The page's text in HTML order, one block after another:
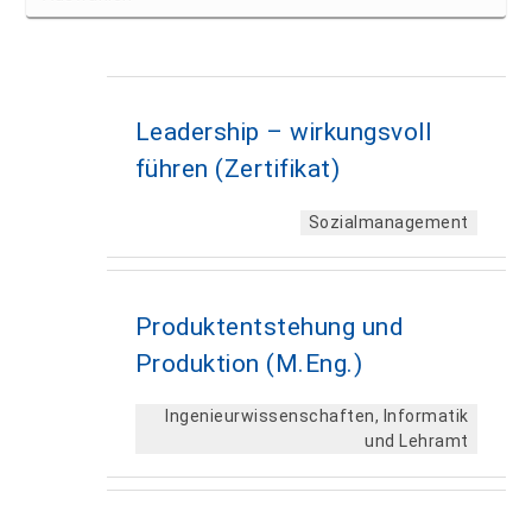
Leadership – wirkungsvoll
führen (Zertifikat)
Sozialmanagement
Produktentstehung und
Produktion (M.Eng.)
Ingenieurwissenschaften, Informatik
und Lehramt